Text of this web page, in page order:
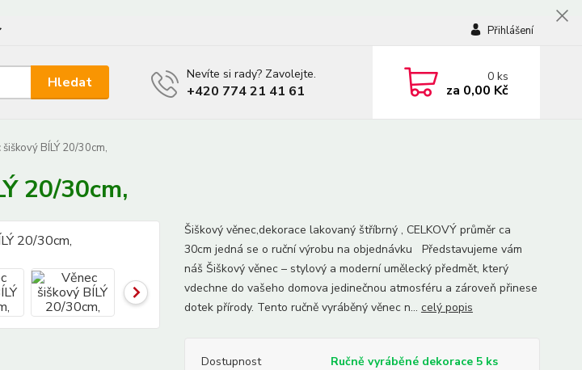
Přihlášení
Hledat Nevíte si rady? Zavolejte.
+420 774 21 41 61
0ks
za 0,00 Kč
šiškový BÍLÝ 20/30cm,
20/30cm,
Šiškový věnec,dekorace lakovaný štříbrný , CELKOVÝ průměr ca
30cm jedná se o ruční výrobu na objednávku Představujeme vám
náš Šiškový věnec – stylový a moderní umělecký předmět, který
vdechne do vašeho domova jedinečnou atmosféru a zároveň přinese
dotek přírody. Tento ručně vyráběný věnec n... celý popis
Dostupnost Ručně vyráběné dekorace 5 ks